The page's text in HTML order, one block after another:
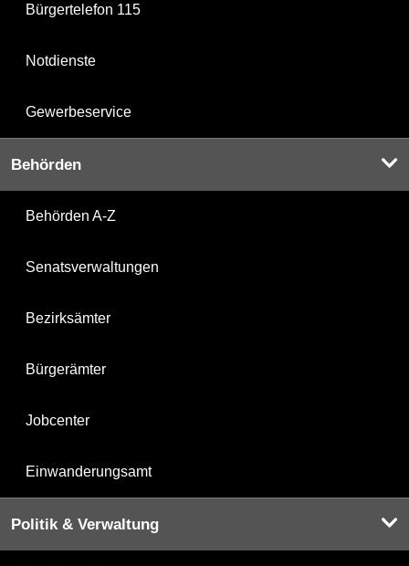
Bürgertelefon 115
Notdienste
Gewerbeservice
Behörden
Behörden A-Z
Senatsverwaltungen
Bezirksämter
Bürgerämter
Jobcenter
Einwanderungsamt
Politik & Verwaltung